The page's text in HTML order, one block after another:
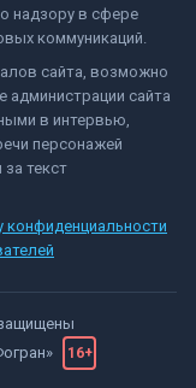
надзору в сфере
коммуникаций.
сайта, возможно
администрации сайта
в интервью,
персонажей
за текст
конфиденциальности
16+